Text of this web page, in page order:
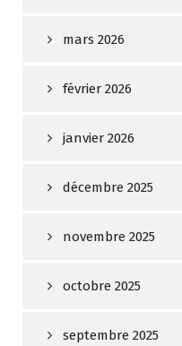
mars 2026
février 2026
janvier 2026
décembre 2025
novembre 2025
octobre 2025
septembre 2025